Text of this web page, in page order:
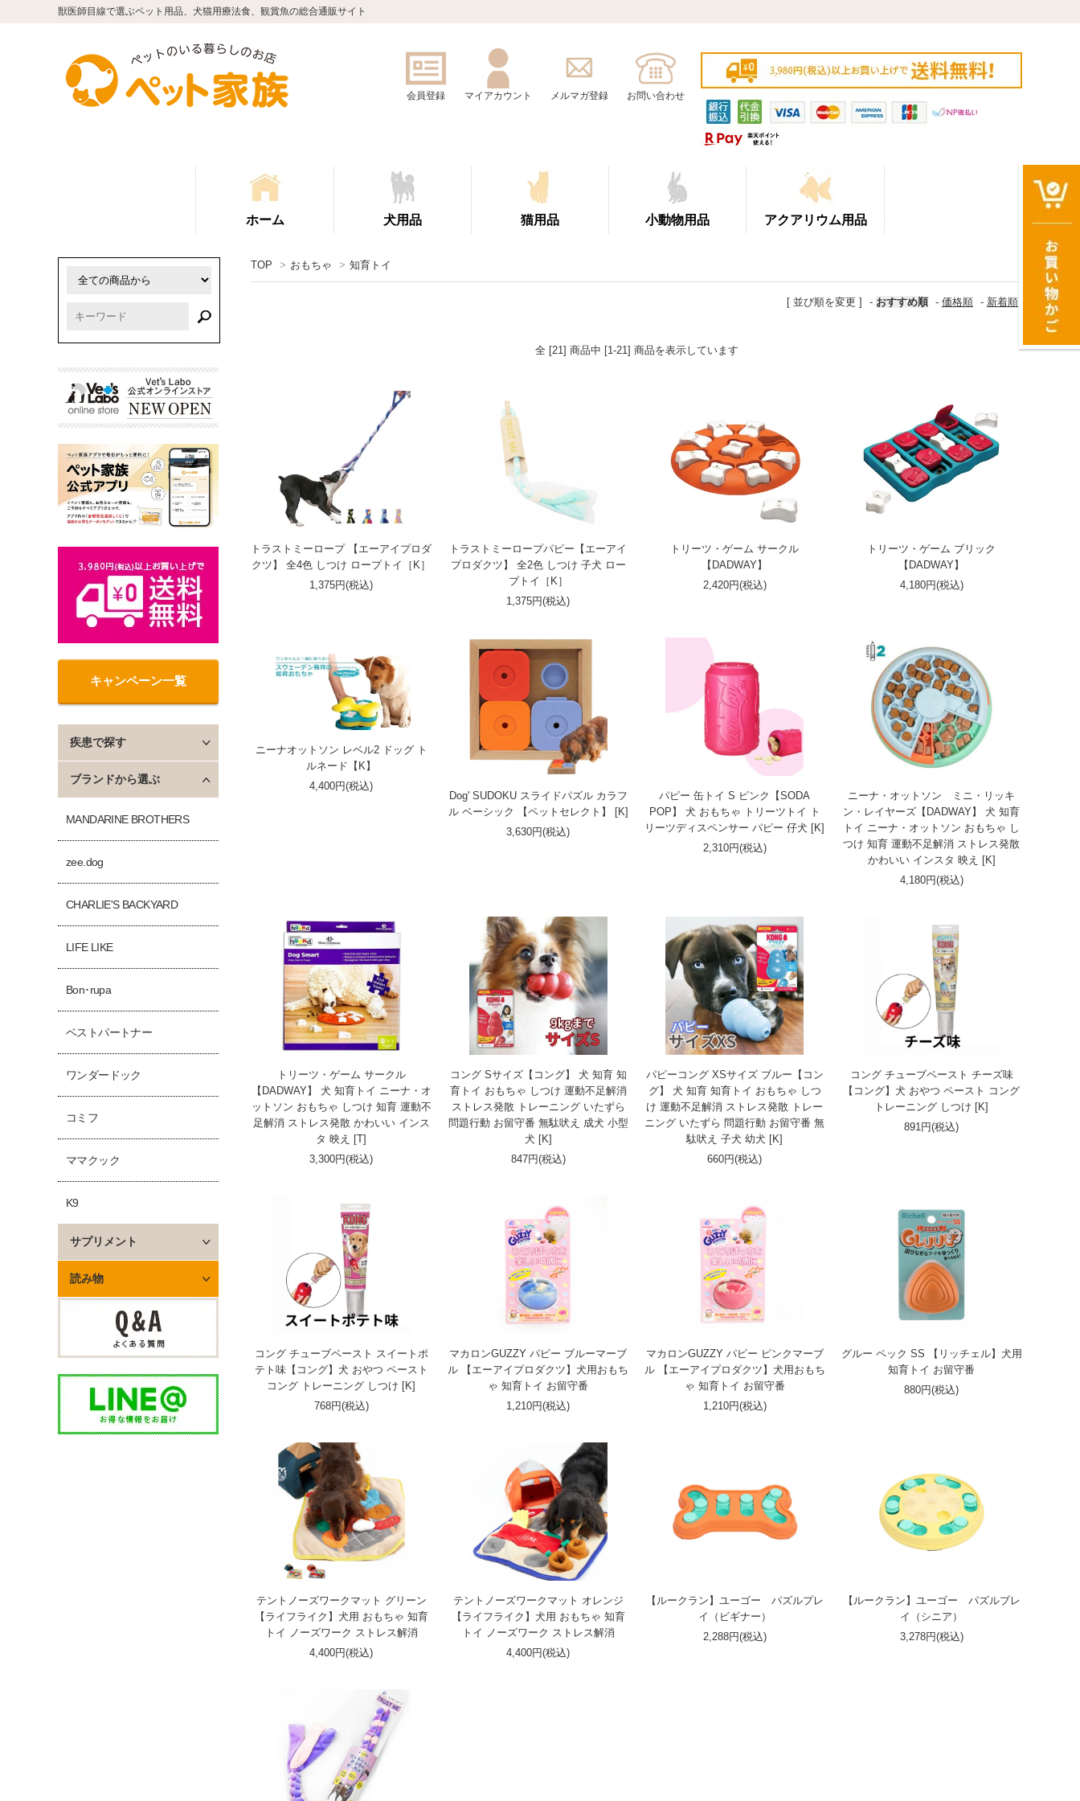
獣医師目線で選ぶペット用品、犬猫用療法食、観賞魚の総合通販サイト
会員登録 マイアカウント メルマガ登録 お問い合わせ
ホーム 犬用品 猫用品 小動物用品 アクアリウム用品
TOP > おもちゃ > 知育トイ
[ 並び順を変更 ] - おすすめ順 - 価格順 - 新着順
全 [21] 商品中 [1-21] 商品を表示しています
トラストミーロープ 【エーアイプロダ
クツ】 全4色 しつけ ロープトイ［K］
1,375円(税込)
トラストミーロープパピー【エーアイ
プロダクツ】 全2色 しつけ 子犬 ロー
プトイ［K］
1,375円(税込)
トリーツ・ゲーム サークル
【DADWAY】
2,420円(税込)
トリーツ・ゲーム ブリック
【DADWAY】
4,180円(税込)
ニーナオットソン レベル2 ドッグ ト
ルネード【K】
4,400円(税込)
Dog' SUDOKU スライドパズル カラフ
ル ベーシック 【ペットセレクト】 [K]
3,630円(税込)
パピー 缶トイ S ピンク【SODA
POP】 犬 おもちゃ トリーツトイ ト
リーツディスペンサー パピー 仔犬 [K]
2,310円(税込)
ニーナ・オットソン ミニ・リッキ
ン・レイヤーズ【DADWAY】 犬 知育
トイ ニーナ・オットソン おもちゃ し
つけ 知育 運動不足解消 ストレス発散
かわいい インスタ 映え [K]
4,180円(税込)
トリーツ・ゲーム サークル
【DADWAY】 犬 知育トイ ニーナ・オ
ットソン おもちゃ しつけ 知育 運動不
足解消 ストレス発散 かわいい インス
タ 映え [T]
3,300円(税込)
コング Sサイズ【コング】 犬 知育 知
育トイ おもちゃ しつけ 運動不足解消
ストレス発散 トレーニング いたずら
問題行動 お留守番 無駄吠え 成犬 小型
犬 [K]
847円(税込)
パピーコング XSサイズ ブルー【コン
グ】 犬 知育 知育トイ おもちゃ しつ
け 運動不足解消 ストレス発散 トレー
ニング いたずら 問題行動 お留守番 無
駄吠え 子犬 幼犬 [K]
660円(税込)
コング チューブペースト チーズ味
【コング】犬 おやつ ペースト コング
トレーニング しつけ [K]
891円(税込)
コング チューブペースト スイートポ
テト味【コング】犬 おやつ ペースト
コング トレーニング しつけ [K]
768円(税込)
マカロンGUZZY パピー ブルーマーブ
ル 【エーアイプロダクツ】犬用おもち
ゃ 知育トイ お留守番
1,210円(税込)
マカロンGUZZY パピー ピンクマーブ
ル 【エーアイプロダクツ】犬用おもち
ゃ 知育トイ お留守番
1,210円(税込)
グルー ペック SS 【リッチェル】犬用
知育トイ お留守番
880円(税込)
テントノーズワークマット グリーン
【ライフライク】犬用 おもちゃ 知育
トイ ノーズワーク ストレス解消
4,400円(税込)
テントノーズワークマット オレンジ
【ライフライク】犬用 おもちゃ 知育
トイ ノーズワーク ストレス解消
4,400円(税込)
【ルークラン】ユーゴー パズルプレ
イ（ビギナー）
2,288円(税込)
【ルークラン】ユーゴー パズルプレ
イ（シニア）
3,278円(税込)
キャンペーン一覧
疾患で探す
ブランドから選ぶ
MANDARINE BROTHERS
zee.dog
CHARLIE'S BACKYARD
LIFE LIKE
Bon･rupa
ベストパートナー
ワンダードック
コミフ
ママクック
K9
サプリメント
読み物